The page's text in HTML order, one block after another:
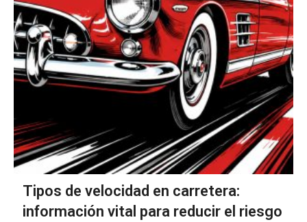
Tipos de velocidad en carretera:
información vital para reducir el riesgo